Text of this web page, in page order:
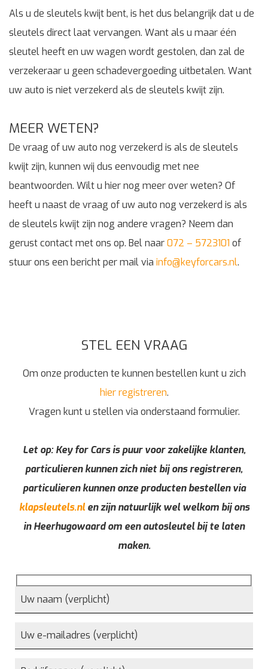
Als u de sleutels kwijt bent, is het dus belangrijk dat u de
sleutels direct laat vervangen. Want als u maar één
sleutel heeft en uw wagen wordt gestolen, dan zal de
verzekeraar u geen schadevergoeding uitbetalen. Want
uw auto is niet verzekerd als de sleutels kwijt zijn.
MEER WETEN?
De vraag of uw auto nog verzekerd is als de sleutels
kwijt zijn, kunnen wij dus eenvoudig met nee
beantwoorden. Wilt u hier nog meer over weten? Of
heeft u naast de vraag of uw auto nog verzekerd is als
de sleutels kwijt zijn nog andere vragen? Neem dan
gerust contact met ons op. Bel naar072 – 5723101 of
stuur ons een bericht per mail via info@keyforcars.nl.
STEL EEN VRAAG
Om onze producten te kunnen bestellen kunt u zich
hier registreren.
Vragen kunt u stellen via onderstaand formulier.
Let op: Key for Cars is puur voor zakelijke klanten,
particulieren kunnen zich niet bij ons registreren,
particulieren kunnen onze producten bestellen via
klapsleutels.nlen zijn natuurlijk wel welkom bij ons
in Heerhugowaard om een autosleutel bij te laten
maken.